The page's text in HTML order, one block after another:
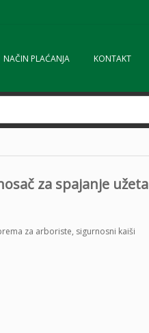
NAČIN PLAĆANJA KONTAKT
za spajanje užeta
za arboriste, sigurnosni kaiši